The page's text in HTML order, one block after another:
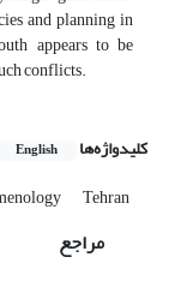
and planning in
appears to be
conflicts.
کلیدواژه‌ها English
Tehran
مراجع